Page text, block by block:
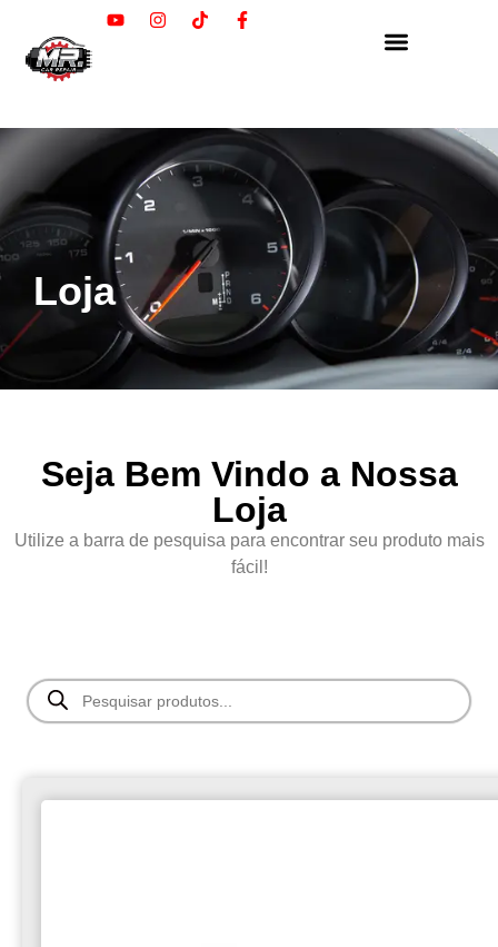
Loja
Seja Bem Vindo a Nossa
Loja
Utilize a barra de pesquisa para encontrar seu produto mais
fácil!